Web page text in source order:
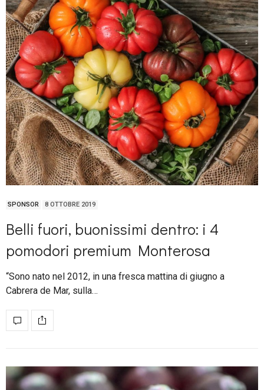
SPONSOR 8 OTTOBRE 2019
Belli fuori, buonissimi dentro: i 4
pomodori premium Monterosa
“Sono nato nel 2012, in una fresca mattina di giugno a
Cabrera de Mar, sulla…